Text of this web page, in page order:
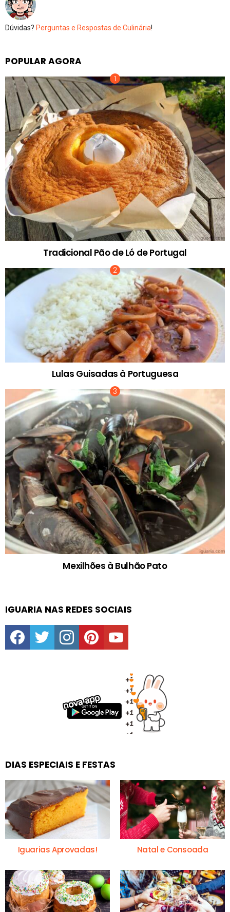
Dúvidas? Perguntas e Respostas de Culinária!
POPULAR AGORA
Tradicional Pão de Ló de Portugal
Lulas Guisadas à Portuguesa
Mexilhões à Bulhão Pato
IGUARIA NAS REDES SOCIAIS
facebooktwitter instagrampinterestyoutube
DIAS ESPECIAIS E FESTAS
Iguarias Aprovadas! Natal e Consoada